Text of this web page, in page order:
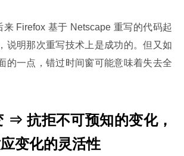
Firefox 基于 Netscape 重写的代码起
说明那次重写技术上是成功的。但又如
的一点，错过时间窗可能意味着失去全
⇒ 抗拒不可预知的变化，
变化的灵活性